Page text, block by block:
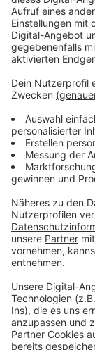
haben, dürfen
der Sprecher
Bocholt,
sachgemäßer
Außerdem
bereit für das
unter
Apotheken
daran
der KVWL auf
Beschluss sei
Apotheken
Patienten
Herbst soll
werden.